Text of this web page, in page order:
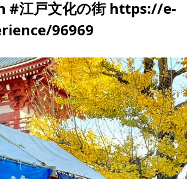
江戸文化の街 https://e-
96969